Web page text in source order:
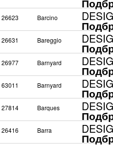
26623 Barcino
26631 Bareggio
26977 Barnyard
63011 Barnyard
27814 Barques
26416 Barra